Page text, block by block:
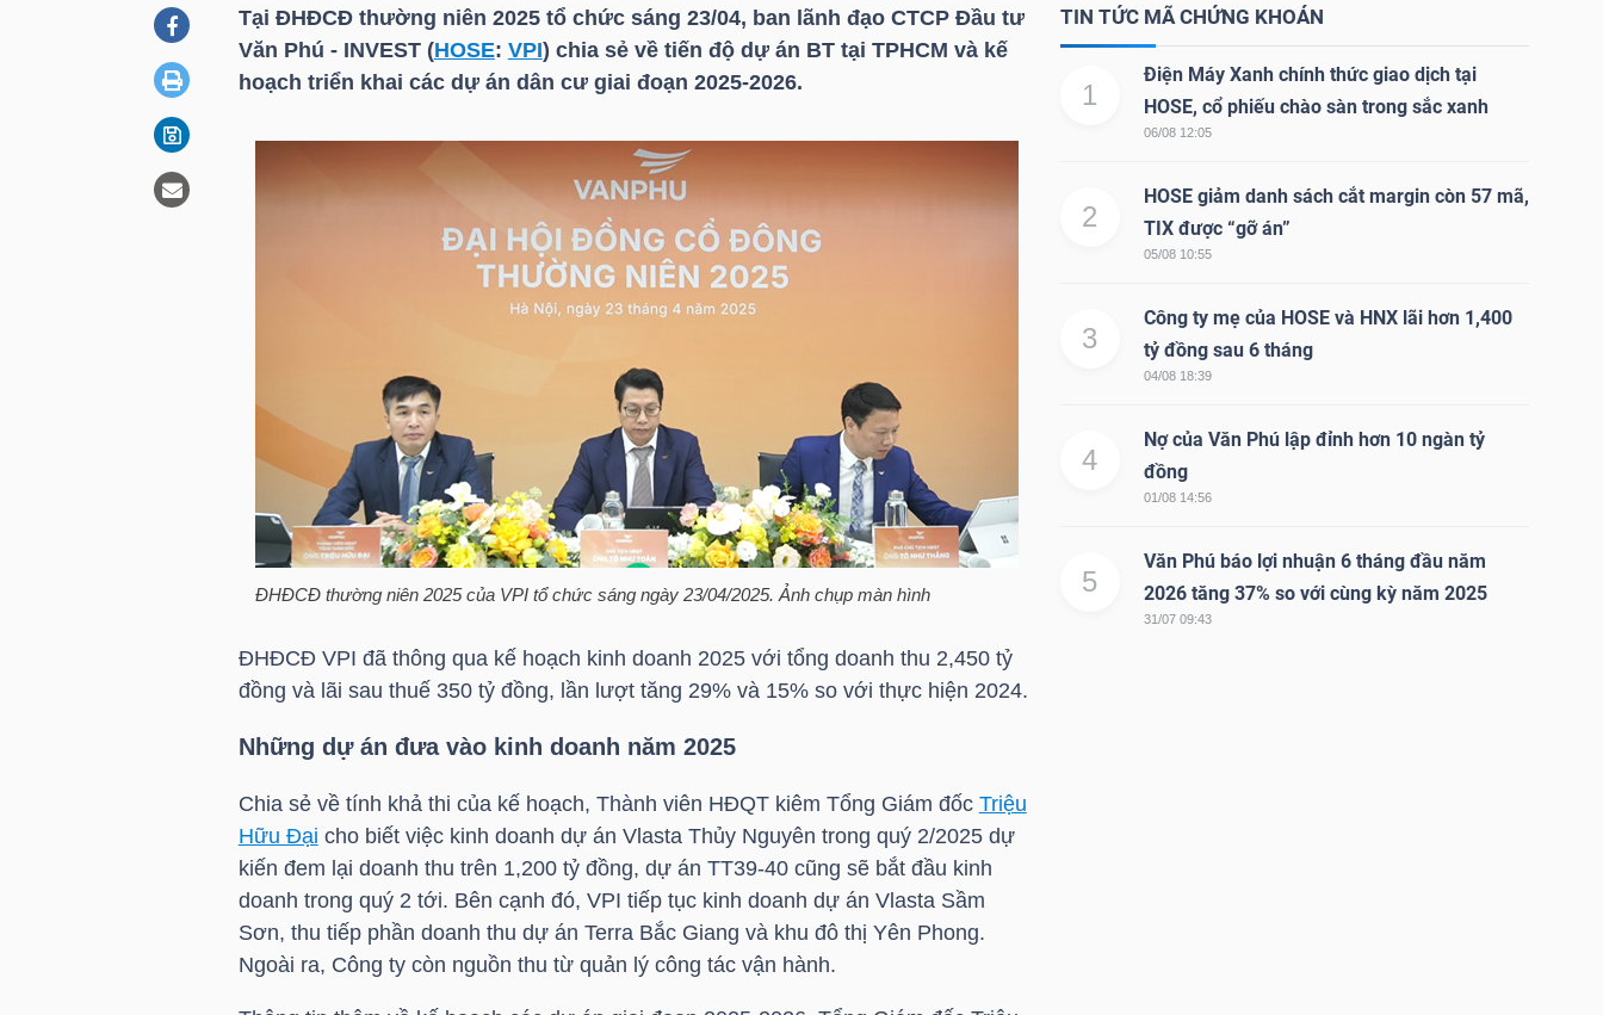
Tại ĐHĐCĐ thường niên 2025 tổ chức sáng 23/04, ban lãnh đạo CTCP Đầu tư
Văn Phú - INVEST (HOSE: VPI) chia sẻ về tiến độ dự án BT tại TPHCM và kế
hoạch triển khai các dự án dân cư giai đoạn 2025-2026.
ĐHĐCĐ thường niên 2025 của VPI tổ chức sáng ngày 23/04/2025. Ảnh chụp màn hình
ĐHĐCĐ VPI đã thông qua kế hoạch kinh doanh 2025 với tổng doanh thu 2,450 tỷ
đồng và lãi sau thuế 350 tỷ đồng, lần lượt tăng 29% và 15% so với thực hiện 2024.
Những dự án đưa vào kinh doanh năm 2025
Chia sẻ về tính khả thi của kế hoạch, Thành viên HĐQT kiêm Tổng Giám đốc Triệu
Hữu Đại cho biết việc kinh doanh dự án Vlasta Thủy Nguyên trong quý 2/2025 dự
kiến đem lại doanh thu trên 1,200 tỷ đồng, dự án TT39-40 cũng sẽ bắt đầu kinh
doanh trong quý 2 tới. Bên cạnh đó, VPI tiếp tục kinh doanh dự án Vlasta Sầm
Sơn, thu tiếp phần doanh thu dự án Terra Bắc Giang và khu đô thị Yên Phong.
Ngoài ra, Công ty còn nguồn thu từ quản lý công tác vận hành.
TIN TỨC MÃ CHỨNG KHOÁN
1
Điện Máy Xanh chính thức giao dịch tại
HOSE, cổ phiếu chào sàn trong sắc xanh
06/08 12:05
2
HOSE giảm danh sách cắt margin còn 57 mã,
TIX được “gỡ án”
05/08 10:55
3
Công ty mẹ của HOSE và HNX lãi hơn 1,400
tỷ đồng sau 6 tháng
04/08 18:39
4
Nợ của Văn Phú lập đỉnh hơn 10 ngàn tỷ
đồng
01/08 14:56
5
Văn Phú báo lợi nhuận 6 tháng đầu năm
2026 tăng 37% so với cùng kỳ năm 2025
31/07 09:43